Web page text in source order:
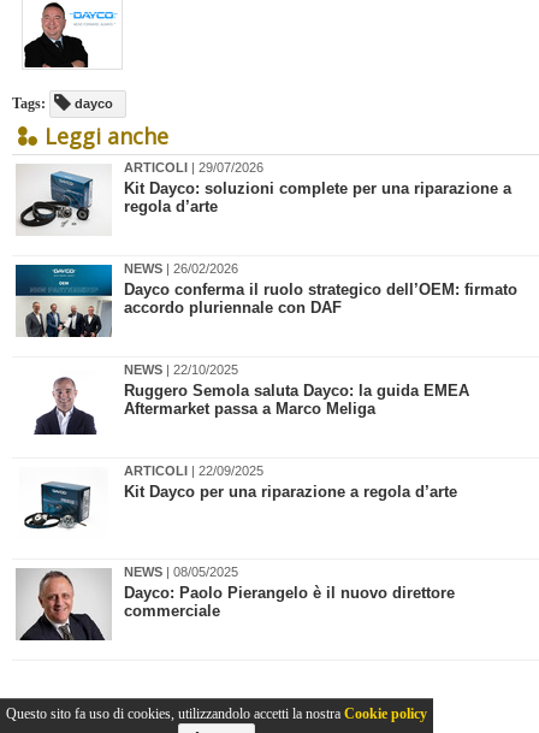
Tags: dayco
Leggi anche
ARTICOLI | 29/07/2026
Kit Dayco: soluzioni complete per una riparazione a
regola d’arte
NEWS | 26/02/2026
Dayco conferma il ruolo strategico dell’OEM: firmato
accordo pluriennale con DAF
NEWS | 22/10/2025
​Ruggero Semola saluta Dayco: la guida EMEA
Aftermarket passa a Marco Meliga
ARTICOLI | 22/09/2025
Kit Dayco per una riparazione a regola d’arte
NEWS | 08/05/2025
​Dayco: Paolo Pierangelo è il nuovo direttore
commerciale
Questo sito fa uso di cookies, utilizzandolo accetti la nostra Cookie policy